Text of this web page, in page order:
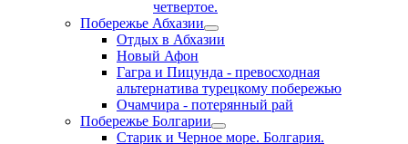
четвертое.
Побережье Абхазии
Отдых в Абхазии
Новый Афон
Гагра и Пицунда - превосходная
альтернатива турецкому побережью
Очамчира - потерянный рай
Побережье Болгарии
Старик и Черное море. Болгария.